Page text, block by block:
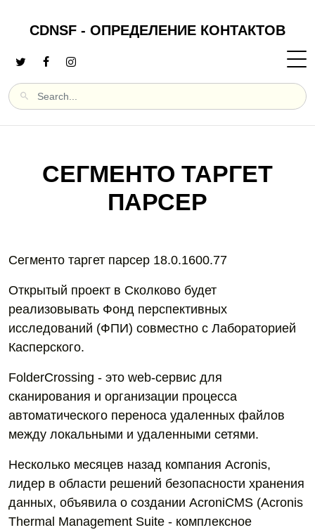
CDNSF - ОПРЕДЕЛЕНИЕ КОНТАКТОВ
СЕГМЕНТО ТАРГЕТ
ПАРСЕР
Сегменто таргет парсер 18.0.1600.77
Открытый проект в Сколково будет
реализовывать Фонд перспективных
исследований (ФПИ) совместно с Лабораторией
Касперского.
FolderCrossing - это web-сервис для
сканирования и организации процесса
автоматического переноса удаленных файлов
между локальными и удаленными сетями.
Несколько месяцев назад компания Acronis,
лидер в области решений безопасности хранения
данных, объявила о создании AcroniCMS (Acronis
Thermal Management Suite - комплексное